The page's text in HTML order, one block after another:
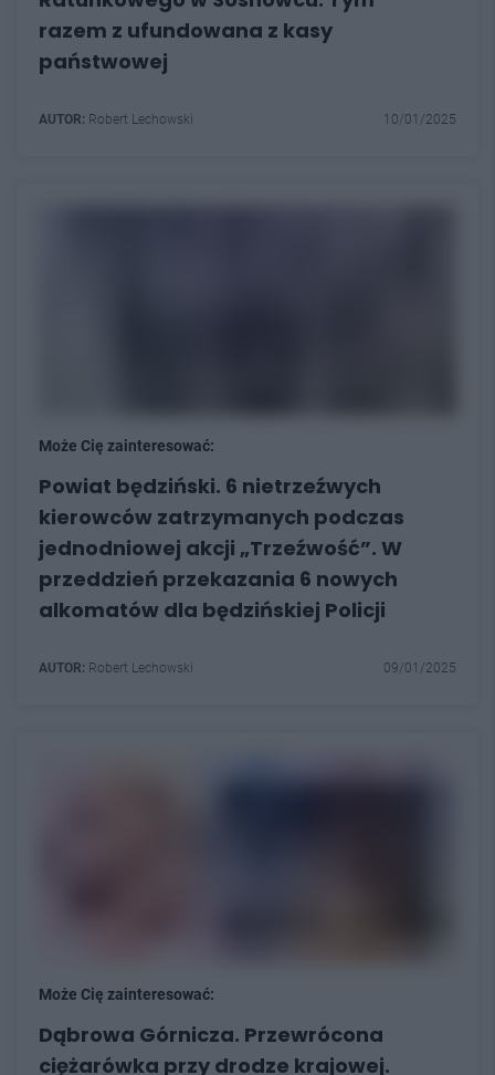
razem z ufundowana z kasy
państwowej
AUTOR: Robert Lechowski 10/01/2025
Może Cię zainteresować:
Powiat będziński. 6 nietrzeźwych
kierowców zatrzymanych podczas
jednodniowej akcji „Trzeźwość”. W
przeddzień przekazania 6 nowych
alkomatów dla będzińskiej Policji
AUTOR: Robert Lechowski 09/01/2025
Może Cię zainteresować:
Dąbrowa Górnicza. Przewrócona
ciężarówka przy drodze krajowej.